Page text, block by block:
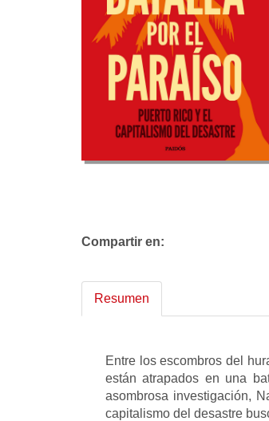
Compartir en:
Resumen
Entre los escombros del
están atrapados en una
asombrosa investigación,
capitalismo del desastre